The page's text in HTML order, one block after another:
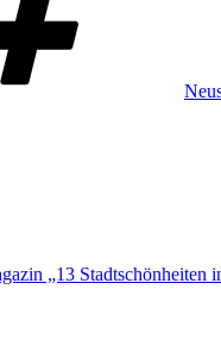
„13 Stadtschönheiten